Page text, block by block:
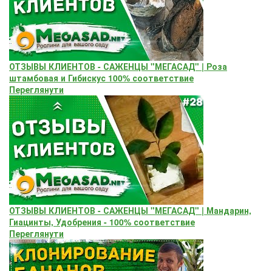
ОТЗЫВЫ КЛИЕНТОВ - САЖЕНЦЫ "МЕГАСАД" | Роза
штамбовая и Гибискус 100% соответствие
Переглянути
ОТЗЫВЫ КЛИЕНТОВ - САЖЕНЦЫ "МЕГАСАД" | Мандарин,
Гиацинты, Удобрения - 100% соответствие
Переглянути